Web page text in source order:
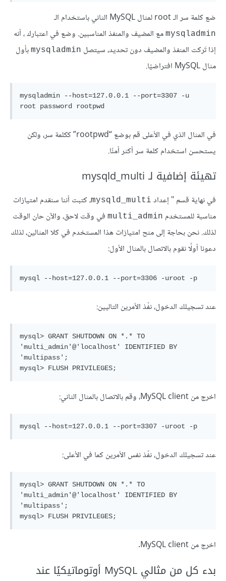
ضع كلمة سر الـ root لمثال MySQL الثاني باستخدام الـ
mysqladmin مع المضيف والمنفذ المناسبين. وضع في اعتبارك ، أنه
إذا تَركت المنفذ والمضيف دون تحديد، سيتصل mysqladmin بأول
مثال MySQL افتراضيًا.
mysqladmin --host=127.0.0.1 --port=3307 -u
root password rootpwd
في المثال الذي في الأعلى قم بوضع “rootpwd” ككلمة سر، ولكن
يستحسن استخدام كلمة سر أكثر أمنًا.
تهيئة إضافية لـ mysqld_multi
في نهاية قسم " إعداد mysqld_multi، كتبت أننا سنقدم امتيازات
مناسبة للمستخدم multi_admin في وقت لاحق، والآن حان الوقت
لذلك. نحن بحاجة إلى منح امتيازات هذا المستخدم في كلا المثالين، لذلك
دعونا أولًا نقوم بالاتصال بالمثال الأول:
mysql --host=127.0.0.1 --port=3306 -uroot -p
عند تسجيلك الدخول، نفّذ الأمرين التاليين:
mysql> GRANT SHUTDOWN ON *.* TO
'multi_admin'@'localhost' IDENTIFIED BY
'multipass';
mysql> FLUSH PRIVILEGES;
اخرج من MySQL client، وقم بالاتصال بالمثال الثاني:
mysql --host=127.0.0.1 --port=3307 -uroot -p
عند تسجيلك الدخول، نفّذ نفس الأمرين كما في الأعلى:
mysql> GRANT SHUTDOWN ON *.* TO
'multi_admin'@'localhost' IDENTIFIED BY
'multipass';
mysql> FLUSH PRIVILEGES;
اخرج من MySQL client.
بدء كل من مثالي MySQL أوتوماتيكيًا عند